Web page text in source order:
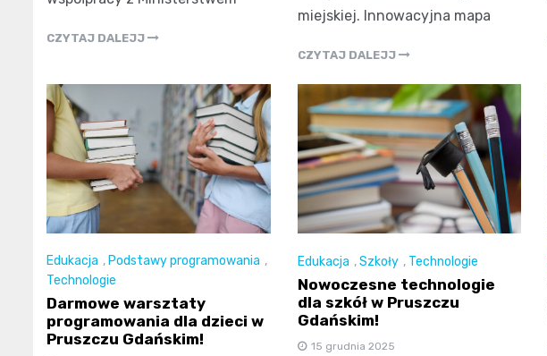
CZYTAJ DALEJJ
miejskiej. Innowacyjna mapa
CZYTAJ DALEJJ
Edukacja , Podstawy programowania ,
Technologie
Darmowe warsztaty
programowania dla dzieci w
Pruszczu Gdańskim!
Edukacja ,Szkoły , Technologie
Nowoczesne technologie
dla szkół w Pruszczu
Gdańskim!
15 grudnia 2025